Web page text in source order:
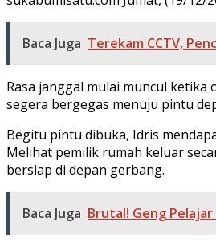
Baca Juga Terekam CCTV,
​Rasa janggal mulai muncul
segera bergegas menuju pintu
​Begitu pintu dibuka, Idris
Melihat pemilik rumah keluar
bersiap di depan gerbang.
Baca Juga Brutal! Geng Pelajar